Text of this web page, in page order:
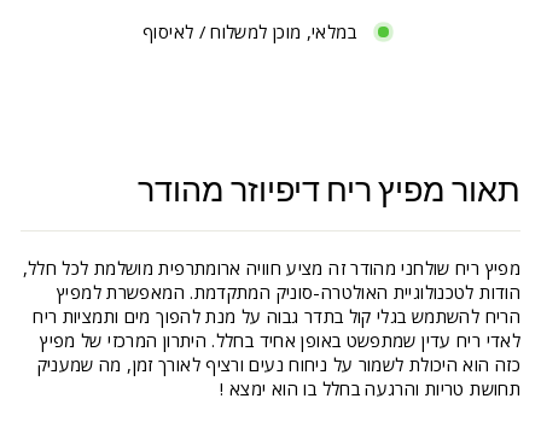
במלאי, מוכן למשלוח / לאיסוף
תאור מפיץ ריח דיפיוזר מהודר
מפיץ ריח שולחני מהודר זה מציע חוויה ארומתרפית מושלמת לכל חלל,
הודות לטכנולוגיית האולטרה-סוניק המתקדמת. המאפשרת למפיץ
הריח להשתמש בגלי קול בתדר גבוה על מנת להפוך מים ותמציות ריח
לאדי ריח עדין שמתפשט באופן אחיד בחלל. היתרון המרכזי של מפיץ
כזה הוא היכולת לשמור על ניחוח נעים ורציף לאורך זמן, מה שמעניק
תחושת טריות והרגעה בחלל בו הוא ימצא !